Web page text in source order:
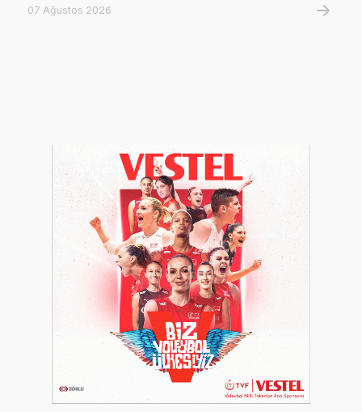
07 Ağustos 2026